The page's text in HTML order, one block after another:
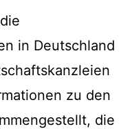
in Deutschland
zu den
die